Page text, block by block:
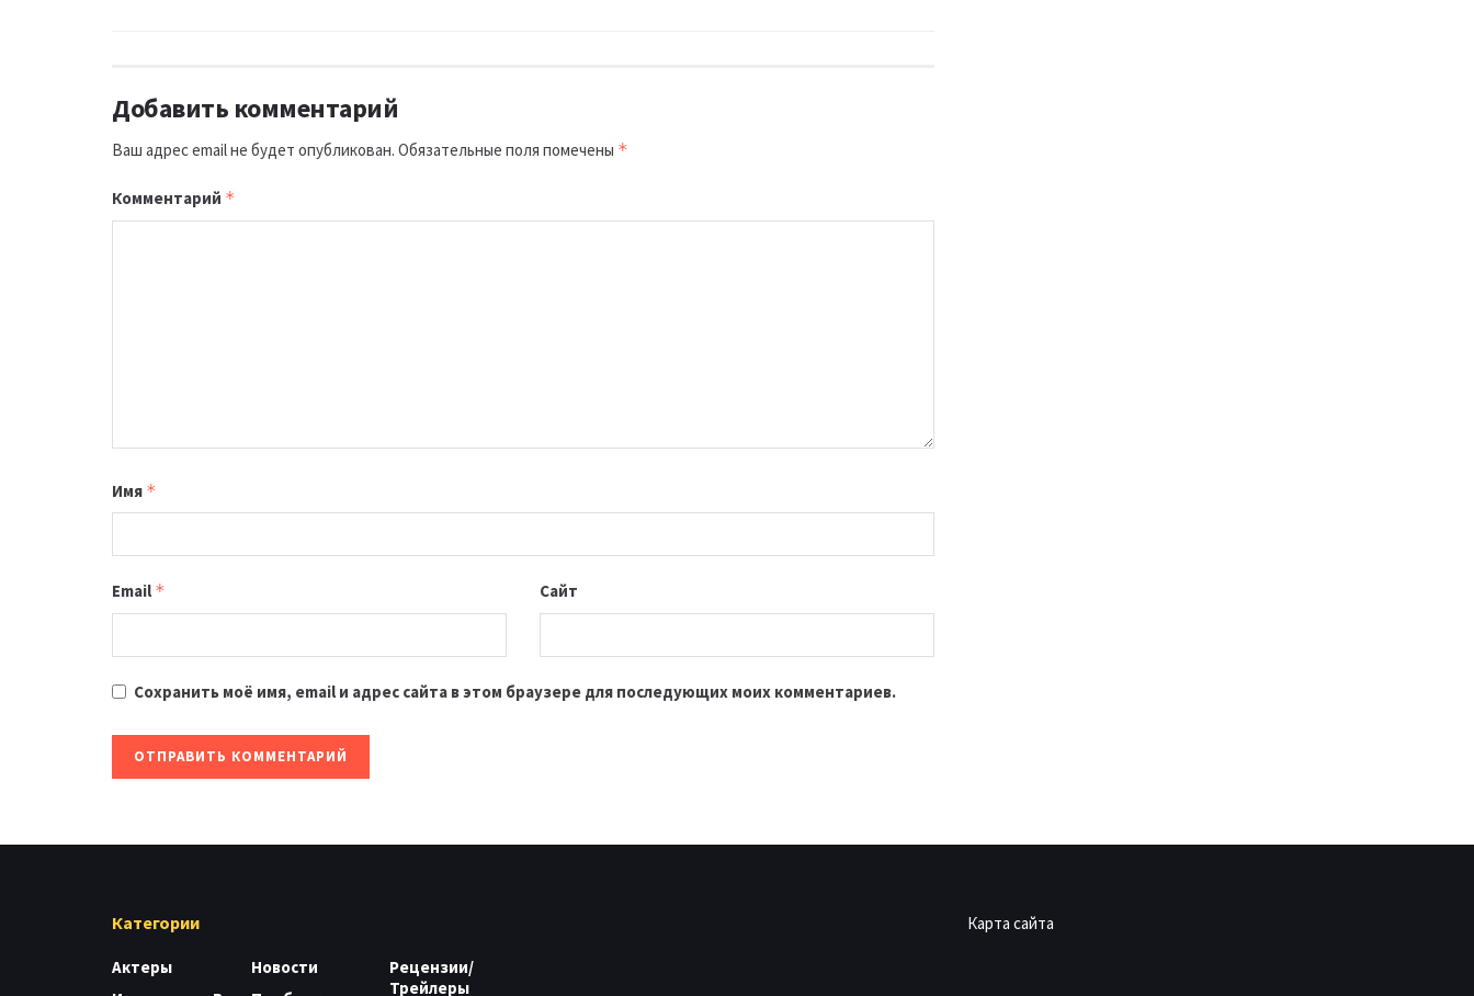
Добавить комментарий
Ваш адрес email не будет опубликован. Обязательные поля помечены *
Комментарий *
Имя *
Email * Сайт
Сохранить моё имя, email и адрес сайта в этом браузере для последующих моих комментариев.
Категории
Актеры
Новости
Рецензии/
Трейлеры
Карта сайта